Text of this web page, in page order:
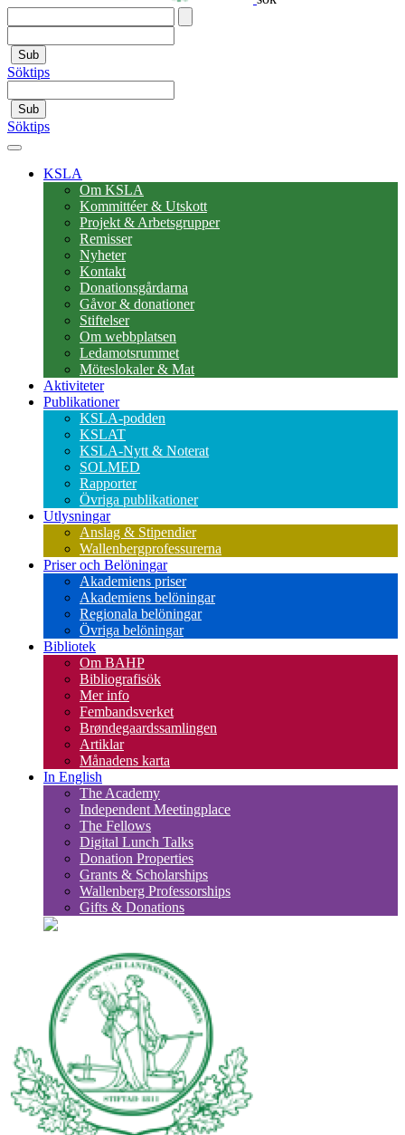
Sub
Söktips
Sub
Söktips
KSLA
Om KSLA
Kommittéer & Utskott
Projekt & Arbetsgrupper
Remisser
Nyheter
Kontakt
Donationsgårdarna
Gåvor & donationer
Stiftelser
Om webbplatsen
Ledamotsrummet
Möteslokaler & Mat
Aktiviteter
Publikationer
KSLA-podden
KSLAT
KSLA-Nytt & Noterat
SOLMED
Rapporter
Övriga publikationer
Utlysningar
Anslag & Stipendier
Wallenbergprofessurerna
Priser och Belöningar
Akademiens priser
Akademiens belöningar
Regionala belöningar
Övriga belöningar
Bibliotek
Om BAHP
Bibliografisök
Mer info
Fembandsverket
Brøndegaardssamlingen
Artiklar
Månadens karta
In English
The Academy
Independent Meetingplace
The Fellows
Digital Lunch Talks
Donation Properties
Grants & Scholarships
Wallenberg Professorships
Gifts & Donations